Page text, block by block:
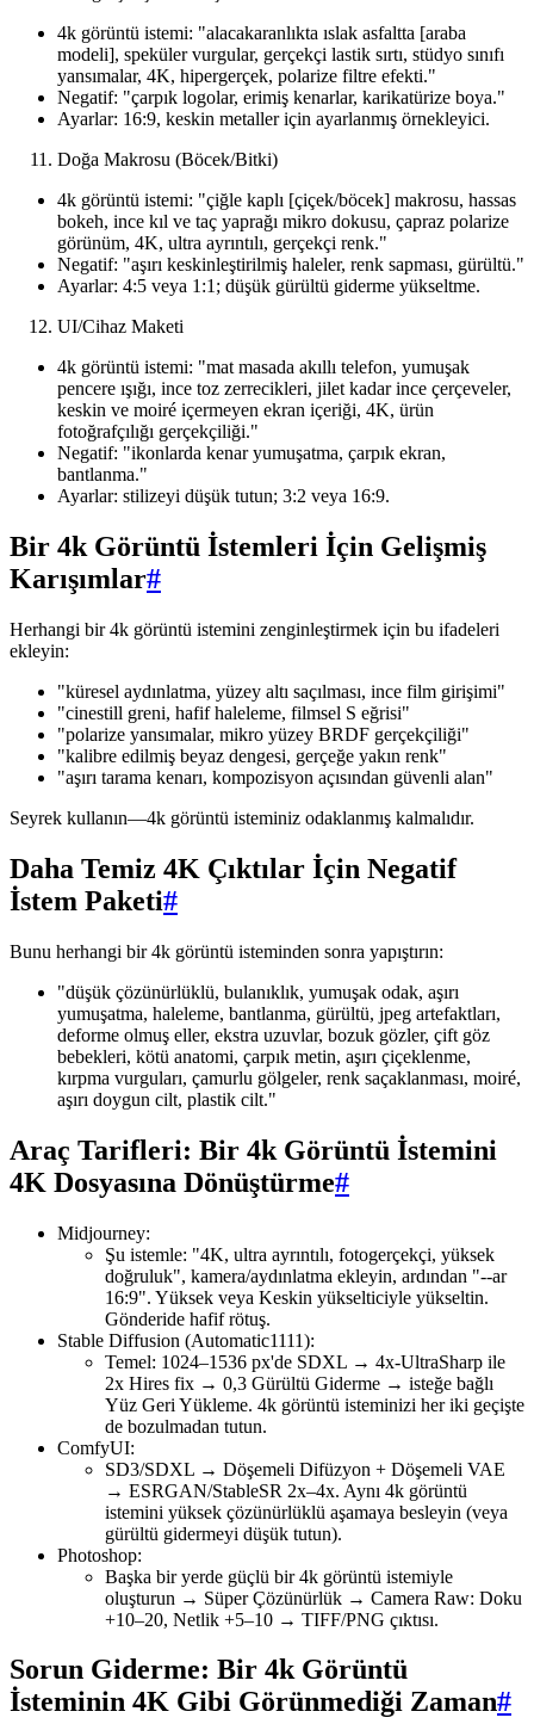
4k görüntü istemi: "alacakaranlıkta ıslak asfaltta [araba
modeli], speküler vurgular, gerçekçi lastik sırtı, stüdyo sınıfı
yansımalar, 4K, hipergerçek, polarize filtre efekti."
Negatif: "çarpık logolar, erimiş kenarlar, karikatürize boya."
Ayarlar: 16:9, keskin metaller için ayarlanmış örnekleyici.
Doğa Makrosu (Böcek/Bitki)
4k görüntü istemi: "çiğle kaplı [çiçek/böcek] makrosu, hassas
bokeh, ince kıl ve taç yaprağı mikro dokusu, çapraz polarize
görünüm, 4K, ultra ayrıntılı, gerçekçi renk."
Negatif: "aşırı keskinleştirilmiş haleler, renk sapması, gürültü."
Ayarlar: 4:5 veya 1:1; düşük gürültü giderme yükseltme.
UI/Cihaz Maketi
4k görüntü istemi: "mat masada akıllı telefon, yumuşak
pencere ışığı, ince toz zerrecikleri, jilet kadar ince çerçeveler,
keskin ve moiré içermeyen ekran içeriği, 4K, ürün
fotoğrafçılığı gerçekçiliği."
Negatif: "ikonlarda kenar yumuşatma, çarpık ekran,
bantlanma."
Ayarlar: stilizeyi düşük tutun; 3:2 veya 16:9.
Bir 4k Görüntü İstemleri İçin Gelişmiş
Karışımlar#
Herhangi bir 4k görüntü istemini zenginleştirmek için bu ifadeleri
ekleyin:
"küresel aydınlatma, yüzey altı saçılması, ince film girişimi"
"cinestill greni, hafif haleleme, filmsel S eğrisi"
"polarize yansımalar, mikro yüzey BRDF gerçekçiliği"
"kalibre edilmiş beyaz dengesi, gerçeğe yakın renk"
"aşırı tarama kenarı, kompozisyon açısından güvenli alan"
Seyrek kullanın—4k görüntü isteminiz odaklanmış kalmalıdır.
Daha Temiz 4K Çıktılar İçin Negatif
İstem Paketi#
Bunu herhangi bir 4k görüntü isteminden sonra yapıştırın:
"düşük çözünürlüklü, bulanıklık, yumuşak odak, aşırı
yumuşatma, haleleme, bantlanma, gürültü, jpeg artefaktları,
deforme olmuş eller, ekstra uzuvlar, bozuk gözler, çift göz
bebekleri, kötü anatomi, çarpık metin, aşırı çiçeklenme,
kırpma vurguları, çamurlu gölgeler, renk saçaklanması, moiré,
aşırı doygun cilt, plastik cilt."
Araç Tarifleri: Bir 4k Görüntü İstemini
4K Dosyasına Dönüştürme#
Midjourney:
Şu istemle: "4K, ultra ayrıntılı, fotogerçekçi, yüksek
doğruluk", kamera/aydınlatma ekleyin, ardından "--ar
16:9". Yüksek veya Keskin yükselticiyle yükseltin.
Gönderide hafif rötuş.
Stable Diffusion (Automatic1111):
Temel: 1024–1536 px'de SDXL → 4x-UltraSharp ile
2x Hires fix → 0,3 Gürültü Giderme → isteğe bağlı
Yüz Geri Yükleme. 4k görüntü isteminizi her iki geçişte
de bozulmadan tutun.
ComfyUI:
SD3/SDXL → Döşemeli Difüzyon + Döşemeli VAE
→ ESRGAN/StableSR 2x–4x. Aynı 4k görüntü
istemini yüksek çözünürlüklü aşamaya besleyin (veya
gürültü gidermeyi düşük tutun).
Photoshop:
Başka bir yerde güçlü bir 4k görüntü istemiyle
oluşturun → Süper Çözünürlük → Camera Raw: Doku
+10–20, Netlik +5–10 → TIFF/PNG çıktısı.
Sorun Giderme: Bir 4k Görüntü
İsteminin 4K Gibi Görünmediği Zaman#